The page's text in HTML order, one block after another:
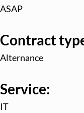
ASAP
Contract
Alternance
Service:
IT